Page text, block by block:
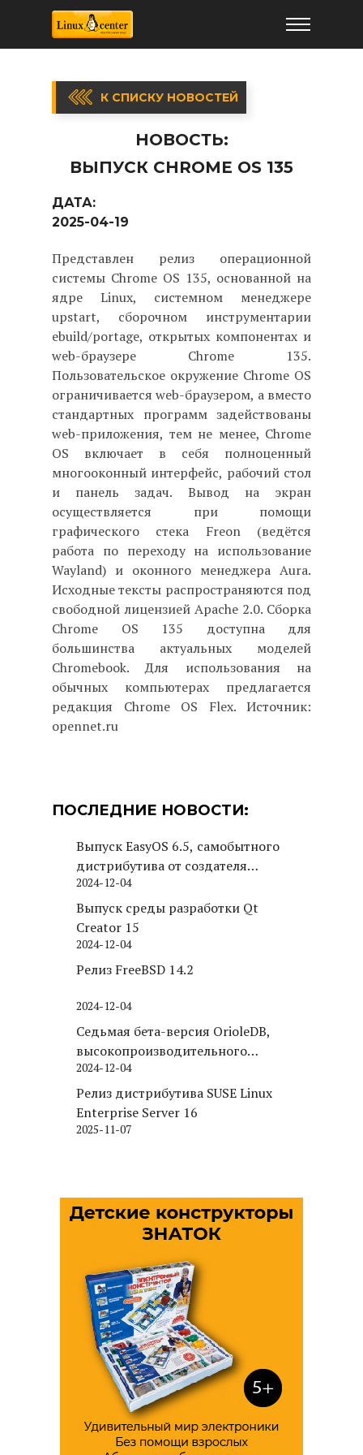
К СПИСКУ НОВОСТЕЙ
НОВОСТЬ:
ВЫПУСК CHROME OS 135
ДАТА:
2025-04-19
Представлен релиз операционной
системы Chrome OS 135, основанной на
ядре Linux, системном менеджере
upstart, сборочном инструментарии
ebuild/portage, открытых компонентах и
web-браузере Chrome 135.
Пользовательское окружение Chrome OS
ограничивается web-браузером, а вместо
стандартных программ задействованы
web-приложения, тем не менее, Chrome
OS включает в себя полноценный
многооконный интерфейс, рабочий стол
и панель задач. Вывод на экран
осуществляется при помощи
графического стека Freon (ведётся
работа по переходу на использование
Wayland) и оконного менеджера Aura.
Исходные тексты распространяются под
свободной лицензией Apache 2.0. Сборка
Chrome OS 135 доступна для
большинства актуальных моделей
Chromebook. Для использования на
обычных компьютерах предлагается
редакция Chrome OS Flex. Источник:
opennet.ru
ПОСЛЕДНИЕ НОВОСТИ:
Выпуск EasyOS 6.5, самобытного
дистрибутива от создателя
Puppy Linux
2024-12-04
Выпуск среды разработки Qt
Creator 15
2024-12-04
Релиз FreeBSD 14.2
2024-12-04
Седьмая бета-версия OrioleDB,
высокопроизводительного
движка хранения для PostgreSQL
2024-12-04
Релиз дистрибутива SUSE Linux
Enterprise Server 16
2025-11-07